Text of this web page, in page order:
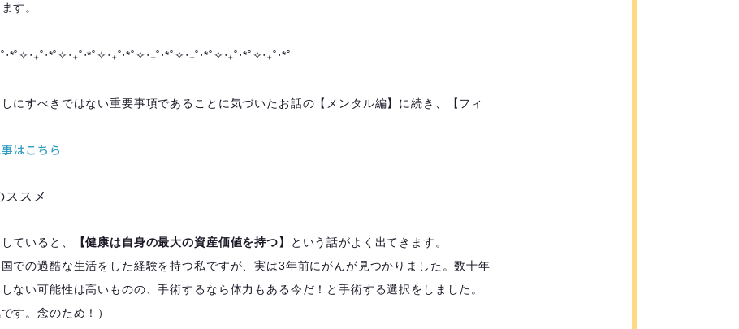
す。
にすべきではない重要事項であることに気づいたお話の【メンタル編】に続き、【フィ
はこちら
ススメ
ていると、 【健康は自身の最大の資産価値を持つ】
という話がよく出てきます。
での過酷な生活をした経験を持つ私ですが、実は3年前にがんが見つかりました。数十年
ない可能性は高いものの、手術するなら体力もある今だ！と手術する選択をしました。
す。念のため！）